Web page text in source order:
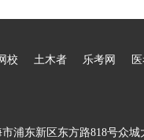
校 土木者 乐考网
浦东新区东方路818号众城